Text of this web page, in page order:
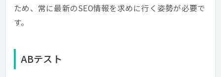
ため、常に最新のSEO情報を求めに行く姿勢が必要で
す。
ABテスト